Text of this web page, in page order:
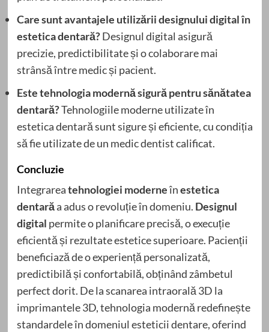
Care sunt avantajele utilizării designului digital în
estetica dentară?Designul digital asigură
precizie, predictibilitate și o colaborare mai
strânsă între medic și pacient.
Este tehnologia modernă sigură pentru sănătatea
dentară?Tehnologiile moderne utilizate în
estetica dentară sunt sigure și eficiente, cu condiția
să fie utilizate de un medic dentist calificat.
Concluzie
Integrareatehnologiei moderneînestetica
dentarăa adus o revoluție în domeniu. Designul
digital permite o planificare precisă, o execuție
eficientă și rezultate estetice superioare. Pacienții
beneficiază de o experiență personalizată,
predictibilă și confortabilă, obținând zâmbetul
perfect dorit. De la scanarea intraorală 3D la
imprimantele 3D, tehnologia modernă redefinește
standardele în domeniul esteticii dentare, oferind